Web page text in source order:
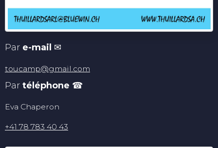
Par e-mail ✉
toucamp@gmail.com
Par téléphone ☎
Eva Chaperon
+41 78 783 40 43